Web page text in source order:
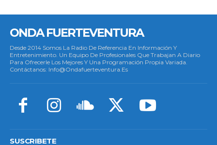
ONDA FUERTEVENTURA
Desde 2014 Somos La Radio De Referencia En Información Y
Entretenimiento. Un Equipo De Profesionales Que Trabajan A Diario
Para Ofrecerle Los Mejores Y Una Programación Propia Variada.
Contáctanos: Info@ondafuerteventura.es
SUSCRIBETE